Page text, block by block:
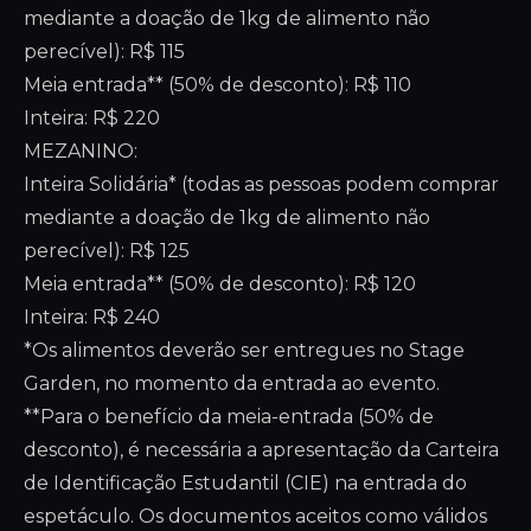
mediante a doação de 1kg de alimento não
perecível): R$ 115
Meia entrada** (50% de desconto): R$ 110
Inteira: R$ 220
MEZANINO:
Inteira Solidária* (todas as pessoas podem comprar
mediante a doação de 1kg de alimento não
perecível): R$ 125
Meia entrada** (50% de desconto): R$ 120
Inteira: R$ 240
*Os alimentos deverão ser entregues no Stage
Garden, no momento da entrada ao evento.
**Para o benefício da meia-entrada (50% de
desconto), é necessária a apresentação da Carteira
de Identificação Estudantil (CIE) na entrada do
espetáculo. Os documentos aceitos como válidos